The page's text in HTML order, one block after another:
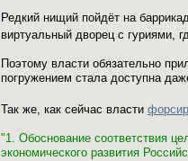
Редкий нищий пойдёт на
виртуальный дворец с гуриями,
Поэтому власти обязательно
погружением стала доступна
Так же, как сейчас власти
"1. Обоснование соответствия
экономического развития